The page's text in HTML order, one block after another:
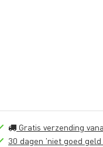
Gratis verzending
30 dagen 'niet goed